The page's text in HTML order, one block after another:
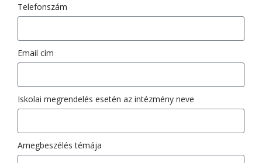
Telefonszám
Email cím
Iskolai megrendelés esetén az intézmény neve
Amegbeszélés témája